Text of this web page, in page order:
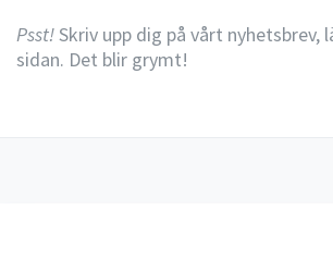
Psst!Skriv upp dig på vårt nyhetsbrev,
sidan. Det blir grymt!